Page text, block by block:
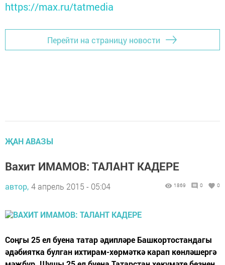
https://max.ru/tatmedia
Перейти на страницу новости
ҖАН АВАЗЫ
Вахит ИМАМОВ: ТАЛАНТ КАДЕРЕ
автор, 4 апрель 2015 - 05:04 1869 0 0
Соңгы 25 ел буена татар әдипләре Башкортостандагы
әдәбиятка булган ихтирам-хөрмәткә карап көнләшергә